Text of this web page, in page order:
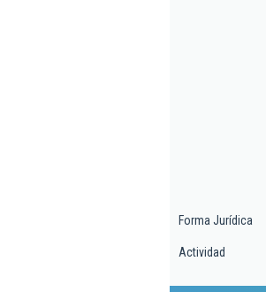
Forma Jurídica
Actividad